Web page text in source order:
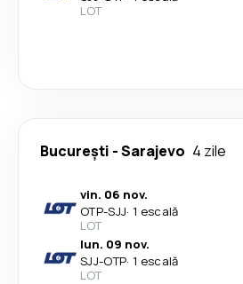
LOT
București -Sarajevo 4 zile
vin. 06 nov.
OTP-SJJ· 1 escală
LOT
lun. 09 nov.
SJJ-OTP· 1 escală
LOT